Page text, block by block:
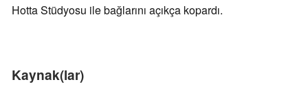
Hotta Stüdyosu ile bağlarını açıkça kopardı.
Kaynak(lar)